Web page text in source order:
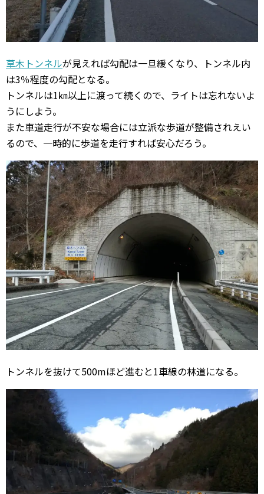
草木トンネルが見えれば勾配は一旦緩くなり、トンネル内
は3％程度の勾配となる。
トンネルは1㎞以上に渡って続くので、ライトは忘れないよ
うにしよう。
また車道走行が不安な場合には立派な歩道が整備されえい
るので、一時的に歩道を走行すれば安心だろう。
トンネルを抜けて500mほど進むと1車線の林道になる。